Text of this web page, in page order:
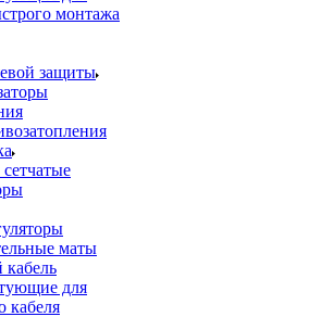
монтажа
защиты
маты
для
кабеля